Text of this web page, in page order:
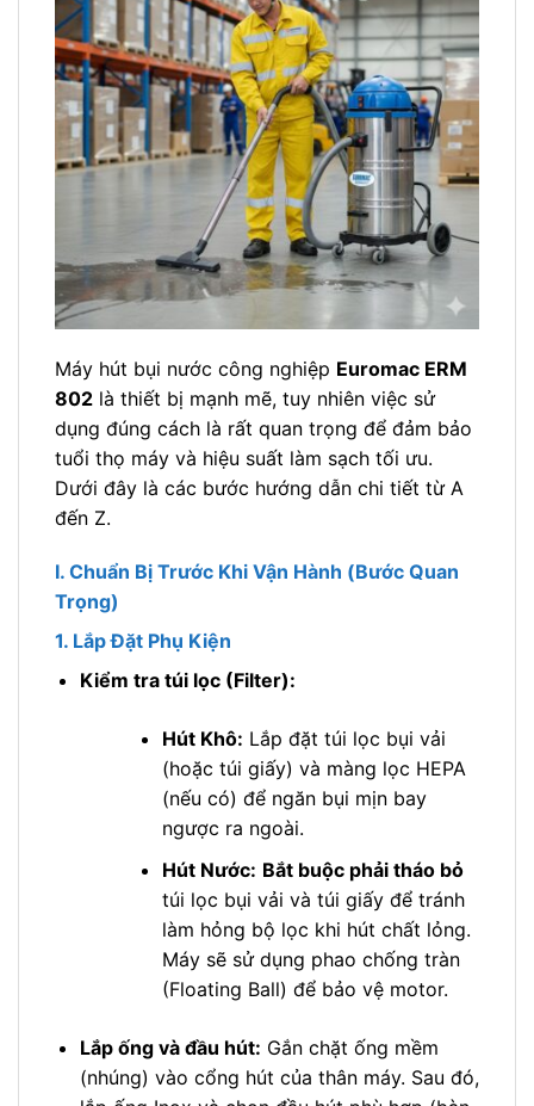
Máy hút bụi nước công nghiệp Euromac ERM
802 là thiết bị mạnh mẽ, tuy nhiên việc sử
dụng đúng cách là rất quan trọng để đảm bảo
tuổi thọ máy và hiệu suất làm sạch tối ưu.
Dưới đây là các bước hướng dẫn chi tiết từ A
đến Z.
I. Chuẩn Bị Trước Khi Vận Hành (Bước Quan
Trọng)
1. Lắp Đặt Phụ Kiện
Kiểm tra túi lọc (Filter):
Hút Khô: Lắp đặt túi lọc bụi vải
(hoặc túi giấy) và màng lọc HEPA
(nếu có) để ngăn bụi mịn bay
ngược ra ngoài.
Hút Nước: Bắt buộc phải tháo bỏ
túi lọc bụi vải và túi giấy để tránh
làm hỏng bộ lọc khi hút chất lỏng.
Máy sẽ sử dụng phao chống tràn
(Floating Ball) để bảo vệ motor.
Lắp ống và đầu hút: Gắn chặt ống mềm
(nhúng) vào cổng hút của thân máy. Sau đó,